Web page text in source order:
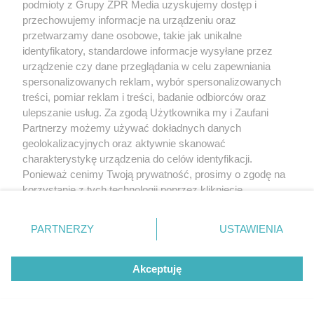
zwykłej rozmowy pacjenta z lekarzem na temat
samopoczucia, historii przebytych chorób i leczenia,
obciążeń genetycznych itd. Podczas badania
pacjent jest osłuchiwany, badany palpacyjnie,
sprawdza się jego podstawowe odruchy. W zakres
tego badania powinna też wejść ocena stanu
zdrowia jamy ustnej (przegląd stomatologiczny).
Ujawnienie u badanego ubytków czy stanów
zapalnych, np. dziąseł, jest wskazaniem do
skierowania go do stomatologa. Trzeba pamiętać, że
dla wielu narządów, np. nerek czy mięśnia
Badania wymienione poniżej przeznaczone są
podmioty z Grupy ZPR Media uzyskujemy dostęp i
przechowujemy informacje na urządzeniu oraz
przetwarzamy dane osobowe, takie jak unikalne
identyfikatory, standardowe informacje wysyłane przez
urządzenie czy dane przeglądania w celu zapewniania
spersonalizowanych reklam, wybór spersonalizowanych
treści, pomiar reklam i treści, badanie odbiorców oraz
ulepszanie usług. Za zgodą Użytkownika my i Zaufani
Partnerzy możemy używać dokładnych danych
geolokalizacyjnych oraz aktywnie skanować
charakterystykę urządzenia do celów identyfikacji.
Ponieważ cenimy Twoją prywatność, prosimy o zgodę na
korzystanie z tych technologii poprzez kliknięcie
zmienić/wycofać klikając przycisk ustawień prywatności
znajdujący się w lewym dolnym rogu strony
rodzaje przetwarzania danych nie wymagają zgody
użytkownika, ale masz prawo sprzeciwić się takiemu
przetwarzaniu. Preferencje będą miały zastosowanie tylko
PARTNERZY USTAWIENIA
Akceptuję